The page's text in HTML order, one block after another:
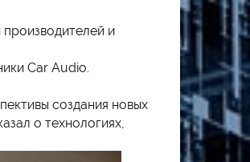
и
Car Audio.
создания новых
о технологиях,